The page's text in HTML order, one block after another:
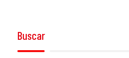
Buscar